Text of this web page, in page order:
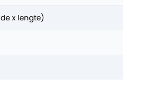
x lengte)